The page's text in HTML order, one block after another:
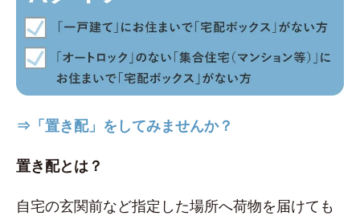
⇒「置き配」をしてみませんか？
置き配とは？
自宅の玄関前など指定した場所へ荷物を届けても